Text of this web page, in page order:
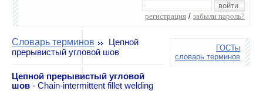
регистрация / забыли пароль?
ГОСТы
словарь терминов
Словарь терминов
Цепной
прерывистый угловой шов
Цепной прерывистый угловой
шов - Chain-intermittent fillet welding